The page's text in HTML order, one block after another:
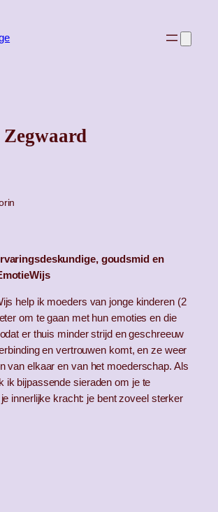
Zegwaard
in
goudsmid en
help ik moeders van jonge kinderen (2
om te gaan met hun emoties en die
er thuis minder strijd en geschreeuw
en vertrouwen komt, en ze weer
van elkaar en van het moederschap. Als
ik bijpassende sieraden om je te
innerlijke kracht: je bent zoveel sterker